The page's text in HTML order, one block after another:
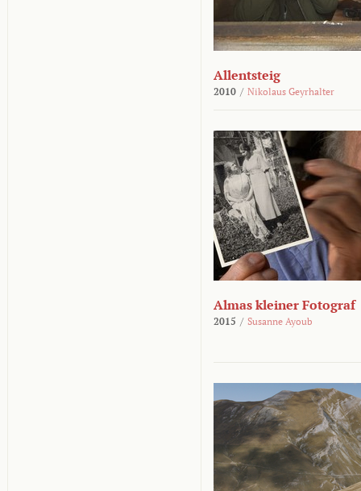
Allentsteig
2010 / Nikolaus Geyrhalter
Almas kleiner Fotograf
2015 / Susanne Ayoub